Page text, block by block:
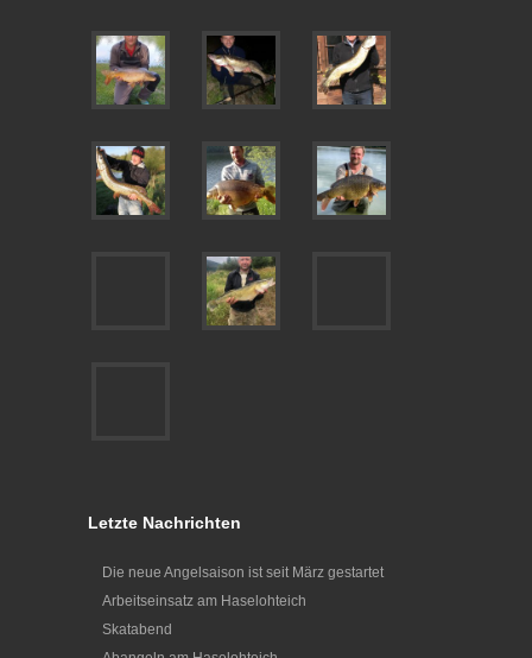
Letzte Nachrichten
Die neue Angelsaison ist seit März gestartet
Arbeitseinsatz am Haselohteich
Skatabend